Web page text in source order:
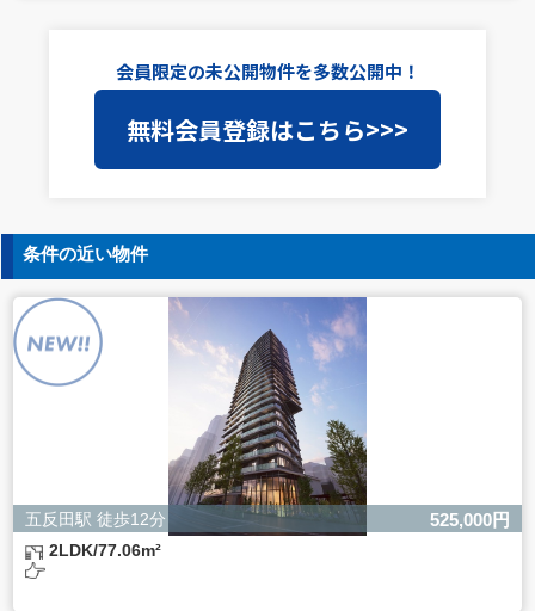
4. 個人情報取扱いの委託
当社は事業運営上、前項利用目的の範囲に限って個人情報
を外部に委託することがあります。この場合、個人情報保
護水準の高い委託先を選定し、個人情報の適正管理・機密
保持についての契約を交わし、適切な管理を実施させま
5. 個人情報の開示等の請求
ご本人様は、当社に対してご自身の個人情報の開示等（利
用目的の通知、開示、内容の訂正・追加・削除、利用の停
止または消去、第三者への提供の停止）に関して、下記の
当社問合わせ窓口に申し出ることができます。その際、当
社はお客様ご本人を確認させていただいたうえで、合理的
な間内に対応いたします。
株式会社バレッグス 個人情報問合せ窓口
住所 東京都目黒区鷹番2-5-21
電話 03-3794-1115
お問合せメールアドレス privacy@balleggs.co.jp
受付時間：平日10：30～17：00 ※弊社公休日を除く
会員限定の未公開物件を多数公開中！
無料会員登録はこちら>>>
条件の近い物件
五反田駅 徒歩12分 525,000円
2LDK/77.06m²